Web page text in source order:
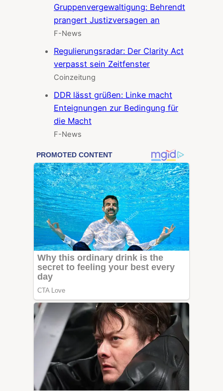
Gruppenvergewaltigung: Behrendt
prangert Justizversagen an
F-News
Regulierungsradar: Der Clarity Act
verpasst sein Zeitfenster
Coinzeitung
DDR lässt grüßen: Linke macht
Enteignungen zur Bedingung für
die Macht
F-News